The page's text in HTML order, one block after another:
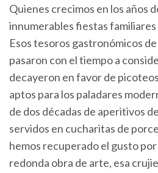
Quienes crecimos en los años
innumerables fiestas familiares
Esos tesoros gastronómicos
pasaron con el tiempo a
decayeron en favor de
aptos para los paladares
de dos décadas de aperitivos
servidos en cucharitas de
hemos recuperado el gusto
redonda obra de arte, esa